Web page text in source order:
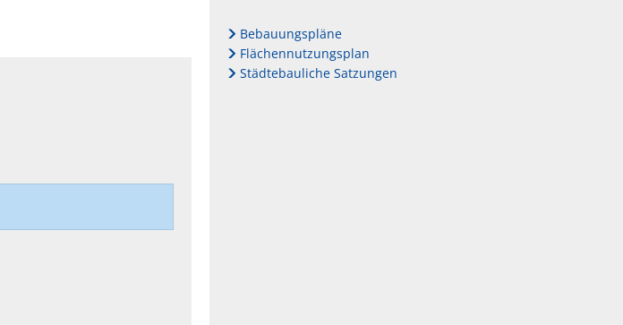
Bebauungspläne
Flächennutzungsplan
Städtebauliche Satzungen